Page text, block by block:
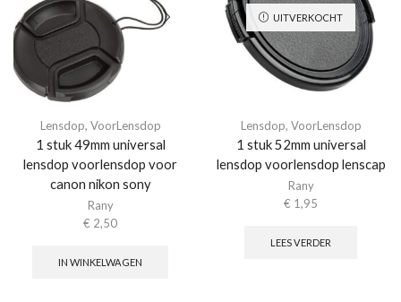
Lensdop, VoorLensdop
1 stuk 49mm universal
lensdop voorlensdop voor
canon nikon sony
Rany
€ 2,50
IN WINKELWAGEN
UITVERKOCHT
Lensdop, VoorLensdop
1 stuk 52mm universal
lensdop voorlensdop lenscap
Rany
€ 1,95
LEES VERDER